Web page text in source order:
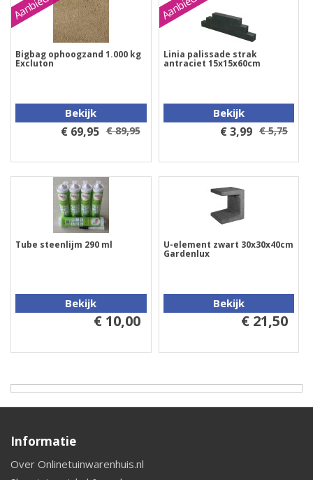
Bigbag ophoogzand 1.000 kg
Excluton
Bekijk
€ 69,95 € 89,95
Linia palissade strak
antraciet 15x15x60cm
Bekijk
€ 3,99 € 5,75
Tube steenlijm 290 ml
Bekijk
€ 10,00
U-element zwart 30x30x40cm
Gardenlux
Bekijk
€ 21,50
Informatie
Over Onlinetuinwarenhuis.nl